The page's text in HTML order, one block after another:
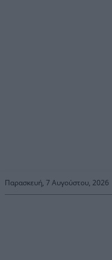
Παρασκευή, 7 Αυγούστου, 2026